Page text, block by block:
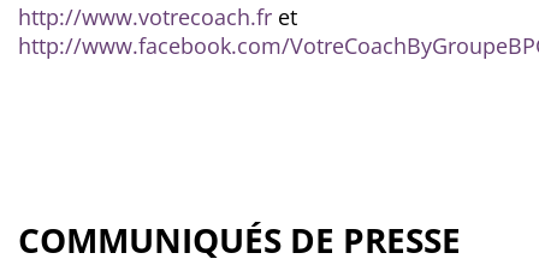
http://www.votrecoach.fr et
http://www.facebook.com/
COMMUNIQUÉS DE PRESSE